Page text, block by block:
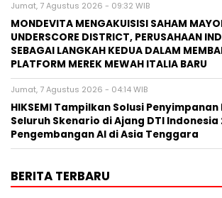
Jumat, 7 Agustus 2026 - 09:32 WIB
MONDEVITA MENGAKUISISI SAHAM
UNDERSCORE DISTRICT, PERUSAHAAN
SEBAGAI LANGKAH KEDUA DALAM
PLATFORM MEREK MEWAH ITALIA BARU
Jumat, 7 Agustus 2026 - 04:14 WIB
HIKSEMI Tampilkan Solusi
Seluruh Skenario di Ajang DTI Indonesia
Pengembangan AI di Asia Tenggara
BERITA TERBARU